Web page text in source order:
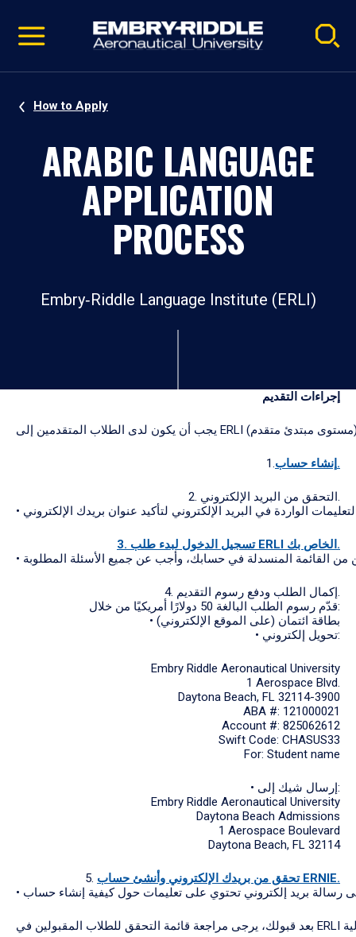
video
Navigation
How to Apply
ARABIC LANGUAGE
APPLICATION
PROCESS
Embry‑Riddle Language Institute (ERLI)
إجراءات التقديم
1. إنشاء حساب.
3. تسجيل الدخول لبدء طلب ERLI الخاص بك.
قدّم رسوم الطلب البالغة 50 دولارًا أمريكيًا من خلال:
• بطاقة ائتمان (على الموقع الإلكتروني)
• تحويل إلكتروني:
Embry Riddle Aeronautical University
1 Aerospace Blvd.
Daytona Beach, FL 32114-3900
ABA #: 121000021
Account #: 825062612
Swift Code: CHASUS33
For: Student name
• إرسال شيك إلى:
Embry Riddle Aeronautical University
Daytona Beach Admissions
1 Aerospace Boulevard
Daytona Beach, FL 32114
5. تحقق من بريدك الإلكتروني وأنشئ حساب ERNIE.